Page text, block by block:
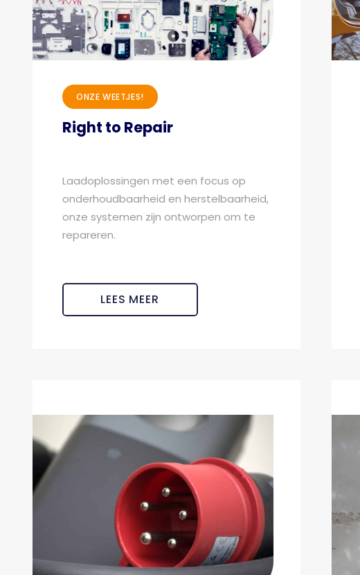
ONZE WEETJES!
Right to Repair
Laadoplossingen met een focus op
onderhoudbaarheid en herstelbaarheid,
onze systemen zijn ontworpen om te
repareren.
LEES MEER